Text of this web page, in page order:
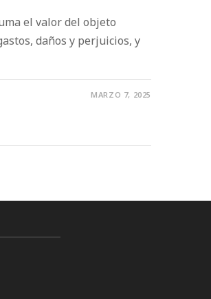
el valor del objeto
daños y perjuicios, y
MARZO 7, 2025